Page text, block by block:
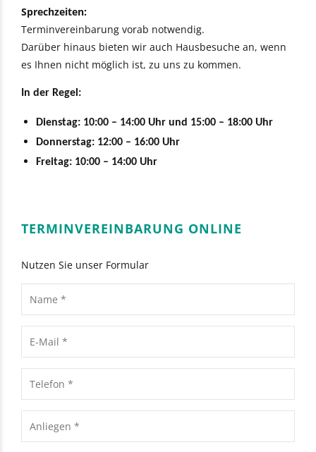
Sprechzeiten:
Terminvereinbarung vorab notwendig.
Darüber hinaus bieten wir auch Hausbesuche an, wenn
es Ihnen nicht möglich ist, zu uns zu kommen.
In der Regel:
Dienstag: 10:00 – 14:00 Uhr und 15:00 – 18:00 Uhr
Donnerstag: 12:00 – 16:00 Uhr
Freitag: 10:00 – 14:00 Uhr
TERMINVEREINBARUNG ONLINE
Nutzen Sie unser Formular